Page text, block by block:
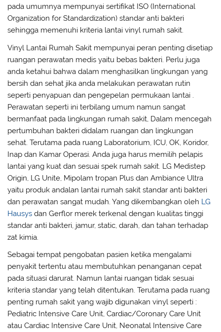
pada umumnya mempunyai sertifikat ISO ( International
Organization for Standardization) standar anti bakteri
sehingga memenuhi kriteria lantai vinyl rumah sakit.
Vinyl Lantai Rumah Sakit mempunyai peran penting disetiap
ruangan perawatan medis yaitu bebas bakteri. Perlu juga
anda ketahui bahwa dalam menghasilkan lingkungan yang
bersih dan sehat jika anda melakukan perawatan rutin
seperti penyapuan dan pengepelan permukaan lantai .
Perawatan seperti ini terbilang umum namun sangat
bermanfaat pada lingkungan rumah sakit, Dalam mencegah
pertumbuhan bakteri didalam ruangan dan lingkungan
sehat. Terutama pada ruang Laboratorium, ICU, OK, Koridor,
Inap dan Kamar Operasi. Anda juga harus memilih pelapis
lantai yang kuat dan sesuai spek rumah sakit. LG Medistep
Origin, LG Unite, Mipolam tropan Plus dan Ambiance Ultra
yaitu produk andalan lantai rumah sakit standar anti bakteri
dan perawatan sangat mudah. Yang dikembangkan oleh LG
Hausys dan Gerflor merek terkenal dengan kualitas tinggi
standar anti bakteri, jamur, static, darah, dan tahan terhadap
zat kimia.
Sebagai tempat pengobatan pasien ketika mengalami
penyakit tertentu atau membutuhkan penanganan cepat
pada situasi darurat. Namun lantai ruangan tidak sesuai
kriteria standar yang telah ditentukan. Terutama pada ruang
penting rumah sakit yang wajib digunakan vinyl seperti :
Pediatric Intensive Care Unit, Cardiac/Coronary Care Unit
atau Cardiac Intensive Care Unit, Neonatal Intensive Care